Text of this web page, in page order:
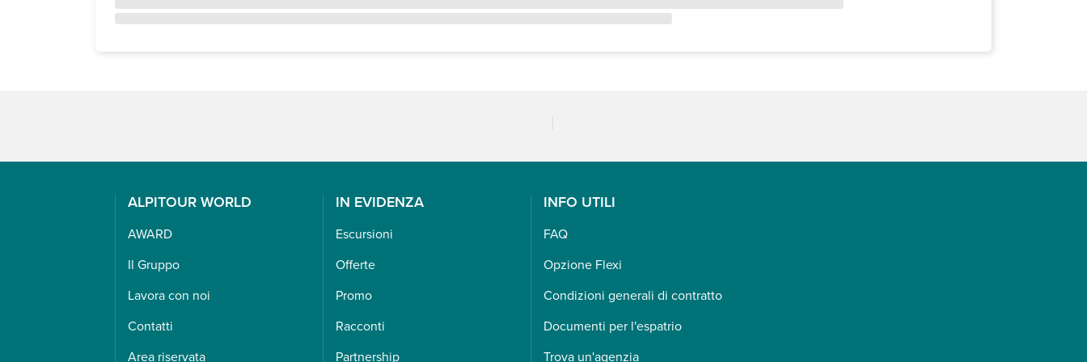
ALPITOUR WORLD
AWARD
Il Gruppo
Lavora con noi
Contatti
Area riservata
IN EVIDENZA
Escursioni
Offerte
Promo
Racconti
Partnership
INFO UTILI
FAQ
Opzione Flexi
Condizioni generali di contratto
Documenti per l'espatrio
Trova un'agenzia